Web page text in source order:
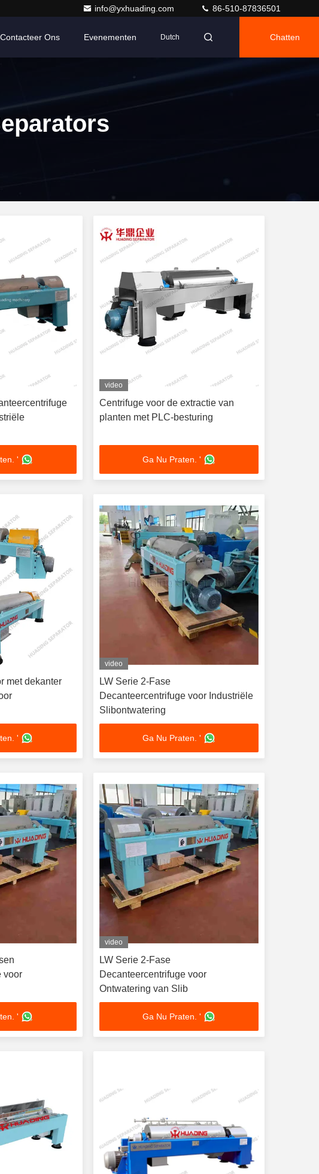
info@yxhuading.com 86-510-87836501
Contacteer Ons Evenementen Dutch Chatten
'
video
Centrifuge voor de extractie van
planten met PLC-besturing
Ga Nu Praten. '
met dekanter
'
video
LW Serie 2-Fase
Decanteercentrifuge voor Industriële
Slibontwatering
Ga Nu Praten. '
voor
'
video
LW Serie 2-Fase
Decanteercentrifuge voor
Ontwatering van Slib
Ga Nu Praten. '